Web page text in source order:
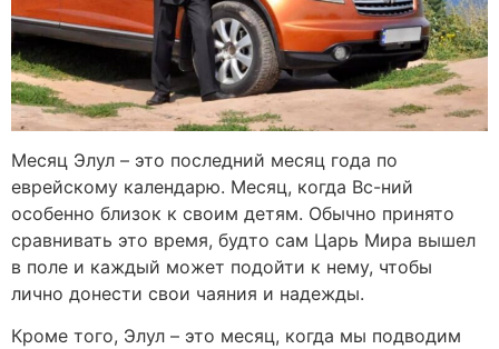
Месяц Элул – это последний месяц года по
еврейскому календарю. Месяц, когда Вс-ний
особенно близок к своим детям. Обычно принято
сравнивать это время, будто сам Царь Мира вышел
в поле и каждый может подойти к нему, чтобы
лично донести свои чаяния и надежды.
Кроме того, Элул – это месяц, когда мы подводим